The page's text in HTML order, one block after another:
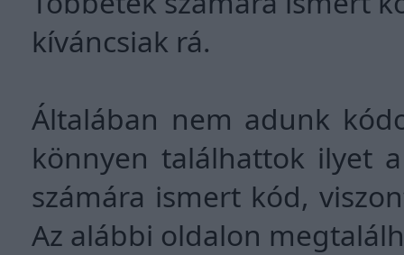
kíváncsiak rá.
Általában nem adunk
könnyen találhattok ilyet
számára ismert kód,
Az alábbi oldalon